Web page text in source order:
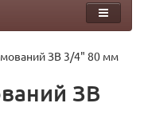
ЗВ 3/4" 80 мм
ЗВ